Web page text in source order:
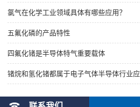
氯气在化学工业领域具体有哪些应用？
五氟化磷的产品特性
四氟化锗是半导体特气重要载体
锗烷和氢化锗都属于电子气体半导体行业